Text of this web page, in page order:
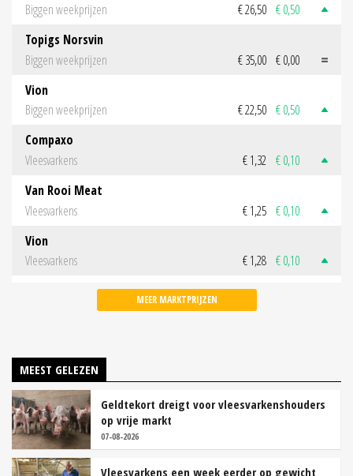
Biggen weekprijzen
€ 26,50 € 0,50
Topigs Norsvin
Biggen weekprijzen
€ 35,00 € 0,00
Vion
Biggen weekprijzen
€ 22,50 € 0,50
Compaxo
Vleesvarkens
€ 1,32 € 0,10
Van Rooi Meat
Vleesvarkens
€ 1,25 € 0,10
Vion
Vleesvarkens
€ 1,28 € 0,10
MEER MARKTPRIJZEN
MEEST GELEZEN
Geldtekort dreigt voor vleesvarkenshouders
op vrije markt
07-08-2026
Vleesvarkens een week eerder op gewicht